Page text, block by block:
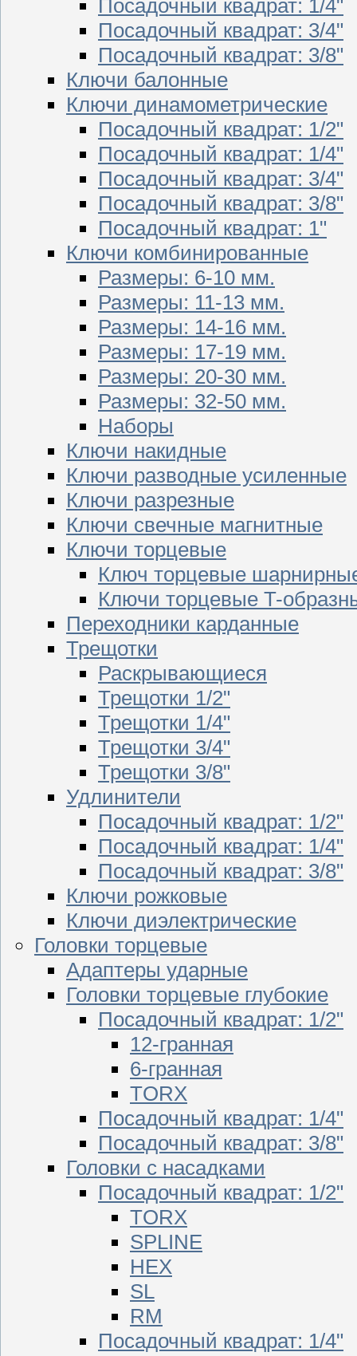
Посадочный квадрат: 1/4"
Посадочный квадрат: 3/4"
Посадочный квадрат: 3/8"
Ключи балонные
Ключи динамометрические
Посадочный квадрат: 1/2"
Посадочный квадрат: 1/4"
Посадочный квадрат: 3/4"
Посадочный квадрат: 3/8"
Посадочный квадрат: 1"
Ключи комбинированные
Размеры: 6-10 мм.
Размеры: 11-13 мм.
Размеры: 14-16 мм.
Размеры: 17-19 мм.
Размеры: 20-30 мм.
Размеры: 32-50 мм.
Наборы
Ключи накидные
Ключи разводные усиленные
Ключи разрезные
Ключи свечные магнитные
Ключи торцевые
Ключ торцевые
Ключи торцевые T-
Переходники карданные
Трещотки
Раскрывающиеся
Трещотки 1/2"
Трещотки 1/4"
Трещотки 3/4"
Трещотки 3/8"
Удлинители
Посадочный квадрат: 1/2"
Посадочный квадрат: 1/4"
Посадочный квадрат: 3/8"
Ключи рожковые
Ключи диэлектрические
Головки торцевые
Адаптеры ударные
Головки торцевые глубокие
Посадочный квадрат: 1/2"
12-гранная
6-гранная
TORX
Посадочный квадрат: 1/4"
Посадочный квадрат: 3/8"
Головки с насадками
Посадочный квадрат: 1/2"
TORX
SPLINE
HEX
SL
RM
Посадочный квадрат: 1/4"